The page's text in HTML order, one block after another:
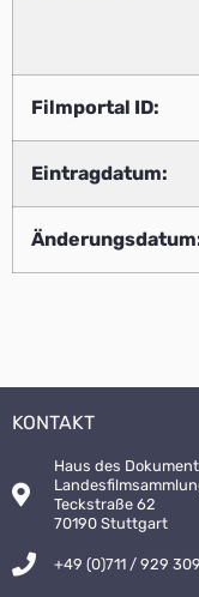
Filmportal ID:
Eintragdatum:
KONTAKT
Haus des
Teckstraße 62
70190 Stuttgart
+49 (0)711 / 929